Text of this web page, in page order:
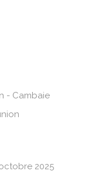
- Cambaie
2025